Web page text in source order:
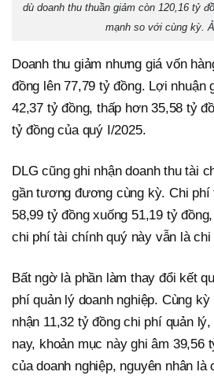
dù doanh thu thuần giảm còn 120,16 tỷ
mạnh so với cùng kỳ.
Doanh thu giảm nhưng giá vốn
đồng lên 77,79 tỷ đồng. Lợi nhuận
42,37 tỷ đồng, thấp hơn 35,58 tỷ
tỷ đồng của quý I/2025.
DLG cũng ghi nhận doanh thu tài
gần tương đương cùng kỳ. Chi
58,99 tỷ đồng xuống 51,19 tỷ
chi phí tài chính quý này vẫn là chi
Bất ngờ là phần làm thay đổi kết
phí quản lý doanh nghiệp. Cùng
nhận 11,32 tỷ đồng chi phí quản
nay, khoản mục này ghi âm 39,56
của doanh nghiệp, nguyên nhân là